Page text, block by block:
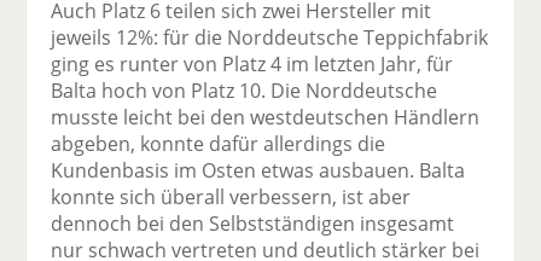
Auch Platz 6 teilen sich zwei Hersteller mit
jeweils 12%: für die Norddeutsche Teppichfabrik
ging es runter von Platz 4 im letzten Jahr, für
Balta hoch von Platz 10. Die Norddeutsche
musste leicht bei den westdeutschen Händlern
abgeben, konnte dafür allerdings die
Kundenbasis im Osten etwas ausbauen. Balta
konnte sich überall verbessern, ist aber
dennoch bei den Selbstständigen insgesamt
nur schwach vertreten und deutlich stärker bei